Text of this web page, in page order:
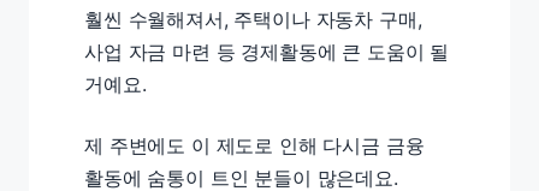
훨씬 수월해져서, 주택이나 자동차 구매,
사업 자금 마련 등 경제활동에 큰 도움이 될
거예요.
제 주변에도 이 제도로 인해 다시금 금융
활동에 숨통이 트인 분들이 많은데요.